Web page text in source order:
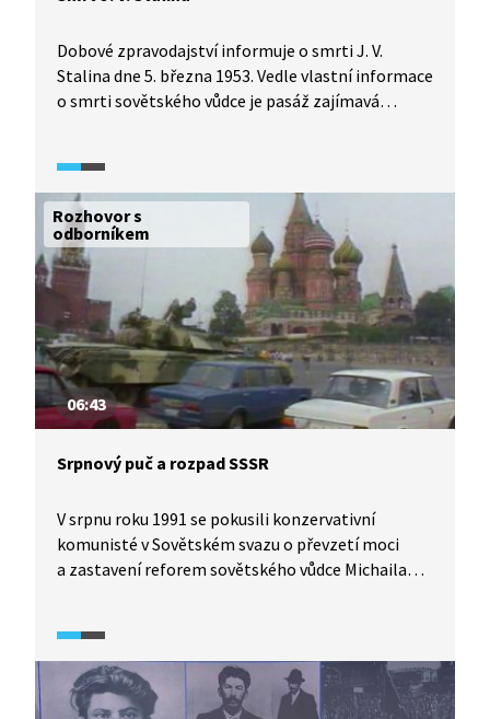
Dobové zpravodajství informuje o smrti J. V.
Stalina dne 5. března 1953. Vedle vlastní informace
o smrti sovětského vůdce je pasáž zajímavá
Rozhovor s
odborníkem
06:43
Srpnový puč a rozpad SSSR
V srpnu roku 1991 se pokusili konzervativní
komunisté v Sovětském svazu o převzetí moci
a zastavení reforem sovětského vůdce Michaila
tak odstřižen od moci. Pučisté však brzy ztratili
podporu armády a proti nim se postavil bývalý
komunista Boris Jelcin, který se následně stal